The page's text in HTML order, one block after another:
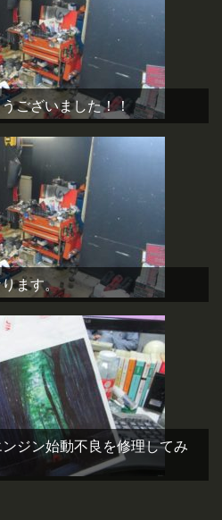
ございました！！
ます。
ジン始動不良を修理してみ